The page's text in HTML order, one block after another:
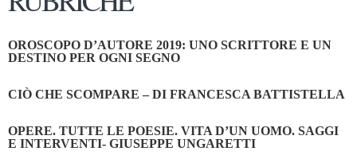
OROSCOPO D’AUTORE 2019: UNO SCRITTORE E UN
DESTINO PER OGNI SEGNO
CIÒ CHE SCOMPARE – DI FRANCESCA BATTISTELLA
OPERE. TUTTE LE POESIE. VITA D’UN UOMO. SAGGI
E INTERVENTI- GIUSEPPE UNGARETTI